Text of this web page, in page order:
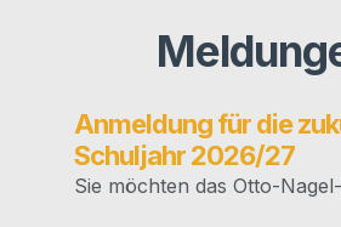
Anmeldung für die
Schuljahr 2026/​27
Sie möch­ten das Otto-